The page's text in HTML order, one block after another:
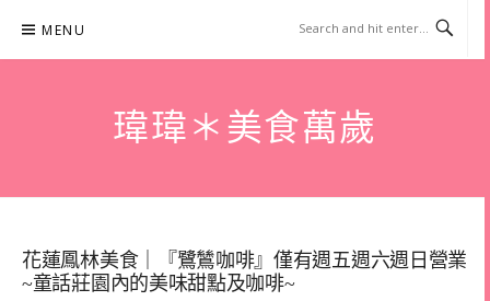
content
MENU
瑋瑋＊美食萬歲
花蓮鳳林美食｜『鷺鷥咖啡』僅有週五週六週日營業
~童話莊園內的美味甜點及咖啡~